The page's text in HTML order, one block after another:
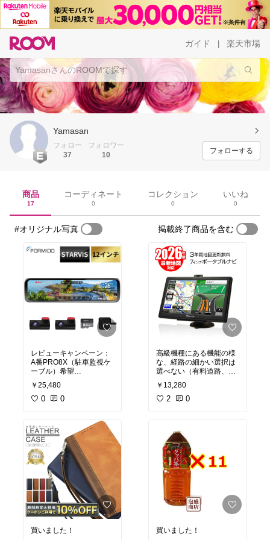
ガイド 楽天市場
Yamasan
フォロー
37
フォロワー
10
フォローする
商品
17
コーディネート
0
コレクション
0
いいね
0
#オリジナル写真 掲載終了商品を含む
レビューキャンペーン：
A番PRO8X（駐車監視ケ
ーブル）希望
これまでつけていたドラ
イブレコーダーは日付が
どんどんずれていくの
らのループミラー取り付
けのものにしました。
ミラーとして使う場合、
ガラスとカメラとの距離
が近い事で雨の日の水滴
がどう映るのか気になり
ますが、ガラスに親水ス
プレーか親水シート貼り
付け等の対策をしないと
いけないかなぁと思って
います。
取扱説明書や通販サイト
の内容物の写真で「ケー
￥25,480
0 0
買いました！
高級機種にある機能の様
な、経路の細かい選択は
選べない（有料道路、一
般道路、最短距離の選択
のみ）し、走った道は記
録されないし、渋滞情報
字入力はできないけ
ど、、、、
この価格でなら十分に割
り切れるパフォーマンス
です。
4年前に購入したA001シ
リーズの後継機なので使
い方の癖や、反応の遅延
（これはどのメーカーで
も存在するので、ある程
度は仕方ないと思いま
す。）具合も慣れている
￥13,280
2 0
買いました！